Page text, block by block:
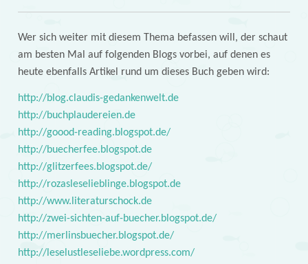
Wer sich weiter mit diesem Thema befassen will, der schaut
am besten Mal auf folgenden Blogs vorbei, auf denen es
heute ebenfalls Artikel rund um dieses Buch geben wird:
http://blog.claudis-gedankenwelt.de
http://buchplaudereien.de
http://goood-reading.blogspot.de/
http://buecherfee.blogspot.de
http://glitzerfees.blogspot.de/
http://rozasleselieblinge.blogspot.de
http://www.literaturschock.de
http://zwei-sichten-auf-buecher.blogspot.de/
http://merlinsbuecher.blogspot.de/
http://leselustleseliebe.wordpress.com/